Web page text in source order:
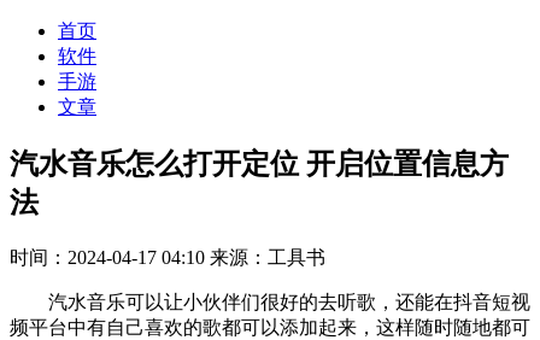
首页
软件
手游
文章
汽水音乐怎么打开定位 开启位置信息方
法
时间：2024-04-17 04:10 来源：工具书
汽水音乐可以让小伙伴们很好的去听歌，还能在抖音短视
频平台中有自己喜欢的歌都可以添加起来，这样随时随地都可